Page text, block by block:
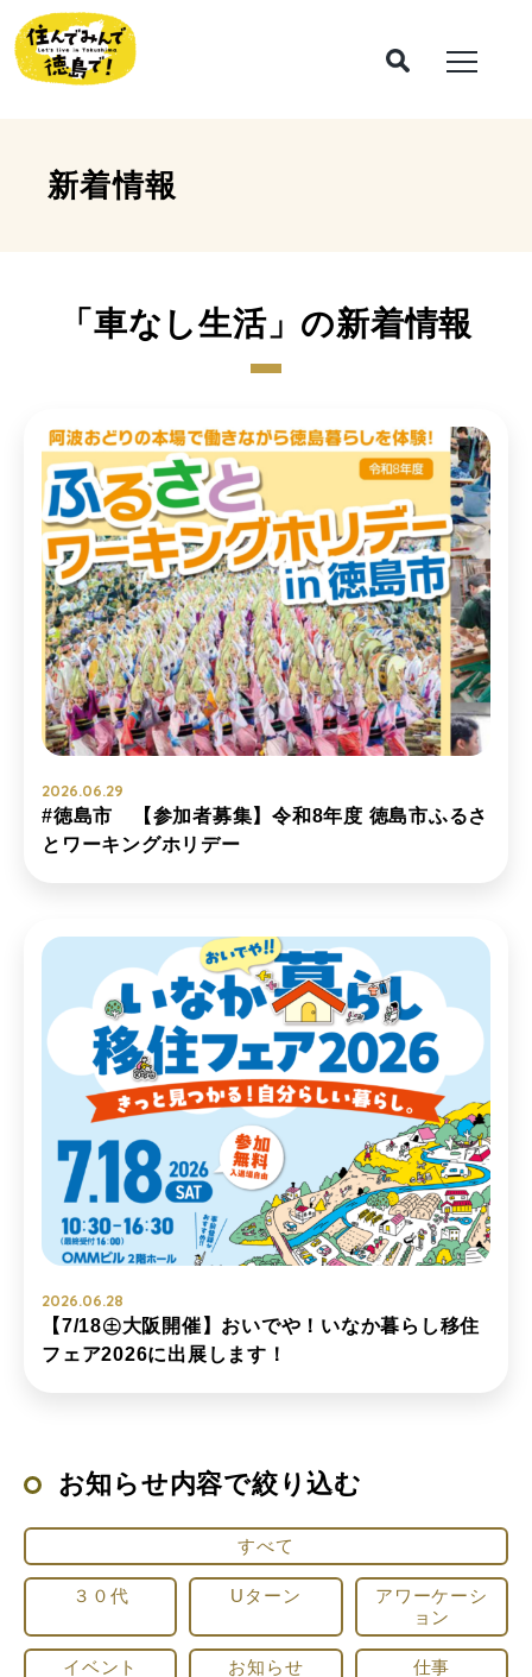
新着情報
「車なし生活」の新着情報
2026.06.29
#徳島市 【参加者募集】令和8年度 徳島市ふるさ
とワーキングホリデー
2026.06.28
【7/18㊏大阪開催】おいでや！いなか暮らし移住
フェア2026に出展します！
お知らせ内容で絞り込む
すべて
３０代 Uターン
アワーケーシ
ョン
イベント お知らせ 仕事